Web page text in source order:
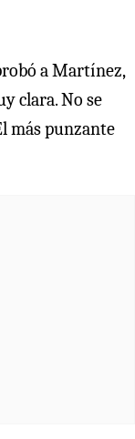
a Martínez,
clara. No se
más punzante